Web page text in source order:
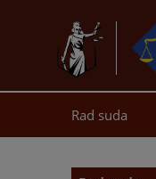
Rad suda